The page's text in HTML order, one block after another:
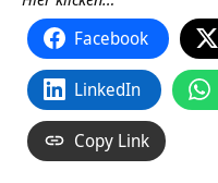
Facebook
LinkedIn
Copy Link